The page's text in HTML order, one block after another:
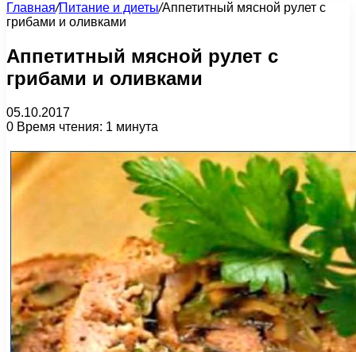
Главная/Питание и диеты/Аппетитный мясной рулет с
грибами и оливками
Аппетитный мясной рулет с
грибами и оливками
05.10.2017
0 Время чтения: 1 минута